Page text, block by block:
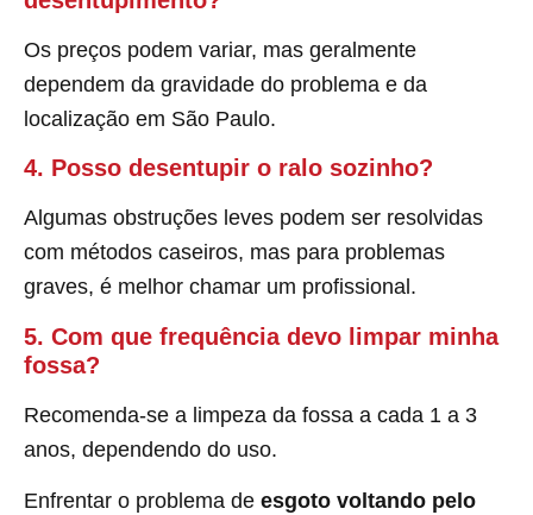
Os preços podem variar, mas geralmente
dependem da gravidade do problema e da
localização em São Paulo.
4. Posso desentupir o ralo sozinho?
Algumas obstruções leves podem ser resolvidas
com métodos caseiros, mas para problemas
graves, é melhor chamar um profissional.
5. Com que frequência devo limpar minha
fossa?
Recomenda-se a limpeza da fossa a cada 1 a 3
anos, dependendo do uso.
Enfrentar o problema de esgoto voltando pelo